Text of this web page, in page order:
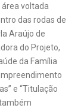
área voltada
das rodas de
Araújo de
do Projeto,
da Família
e “Titulação